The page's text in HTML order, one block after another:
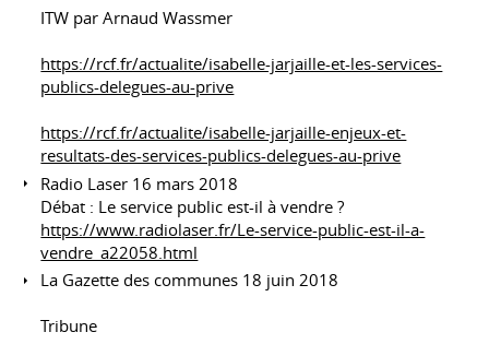
ITW par Arnaud Wassmer
https://rcf.fr/actualite/isabelle-jarjaille-et-les-services-
publics-delegues-au-prive
https://rcf.fr/actualite/isabelle-jarjaille-enjeux-et-
resultats-des-services-publics-delegues-au-prive
Radio Laser 16 mars 2018
Débat : Le service public est-il à vendre ?
https://www.radiolaser.fr/Le-service-public-est-il-a-
vendre_a22058.html
La Gazette des communes 18 juin 2018
Tribune